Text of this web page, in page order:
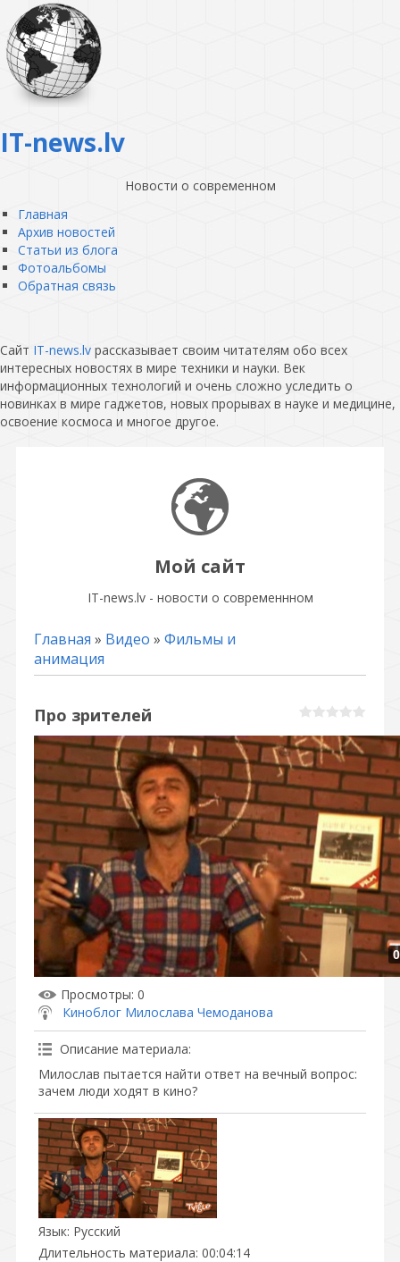
IT-news.lv
Новости о современном
Главная
Архив новостей
Статьи из блога
Фотоальбомы
Обратная связь
Сайт IT-news.lv рассказывает своим читателям обо всех
интересных новостях в мире техники и науки. Век
информационных технологий и очень сложно уследить о
новинках в мире гаджетов, новых прорывах в науке и медицине,
освоение космоса и многое другое.
Мой сайт
IT-news.lv - новости о современнном
Главная » Видео » Фильмы и
анимация
Про зрителей
Просмотры: 0
Киноблог Милослава Чемоданова
Описание материала:
Милослав пытается найти ответ на вечный вопрос:
зачем люди ходят в кино?
Язык: Русский
Длительность материала: 00:04:14